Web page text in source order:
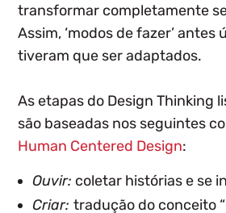
transformar completamente
Assim, ‘modos de fazer’
tiveram que ser adaptados.
As etapas do Design Thinking
são baseadas nos seguintes
Human Centered Design:
Ouvir: coletar histórias e se
Criar:tradução do conceito